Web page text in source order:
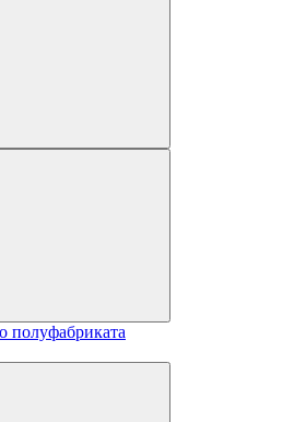
полуфабриката